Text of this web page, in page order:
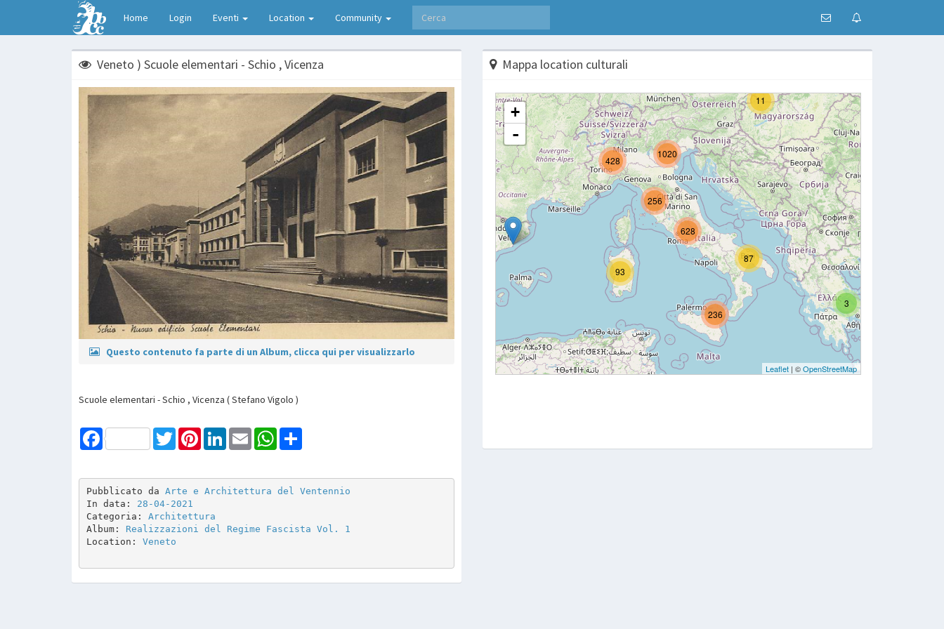
Home Login Eventi Location Community
Veneto ) Scuole elementari - Schio , Vicenza
Questo contenuto fa parte di un Album, clicca qui per visualizzarlo
Scuole elementari - Schio , Vicenza ( Stefano Vigolo )
Facebook TwitterPinterestLinkedInEmail WhatsApp
Pubblicato da Arte e Architettura del Ventennio
In data: 28-04-2021
Categoria: Architettura
Album: Realizzazioni del Regime Fascista Vol. 1
Location: Veneto
Mappa location culturali